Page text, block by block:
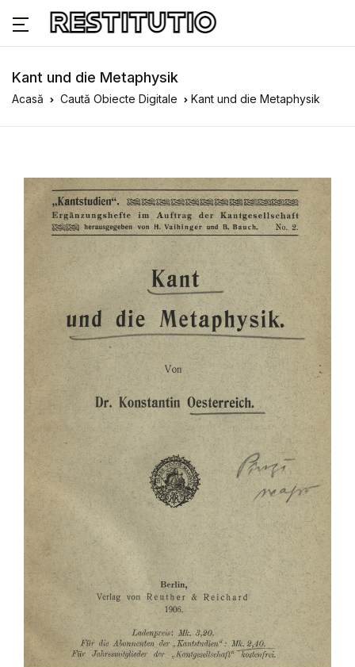
Kant und die Metaphysik
Acasă Caută Obiecte Digitale Kant und die Metaphysik